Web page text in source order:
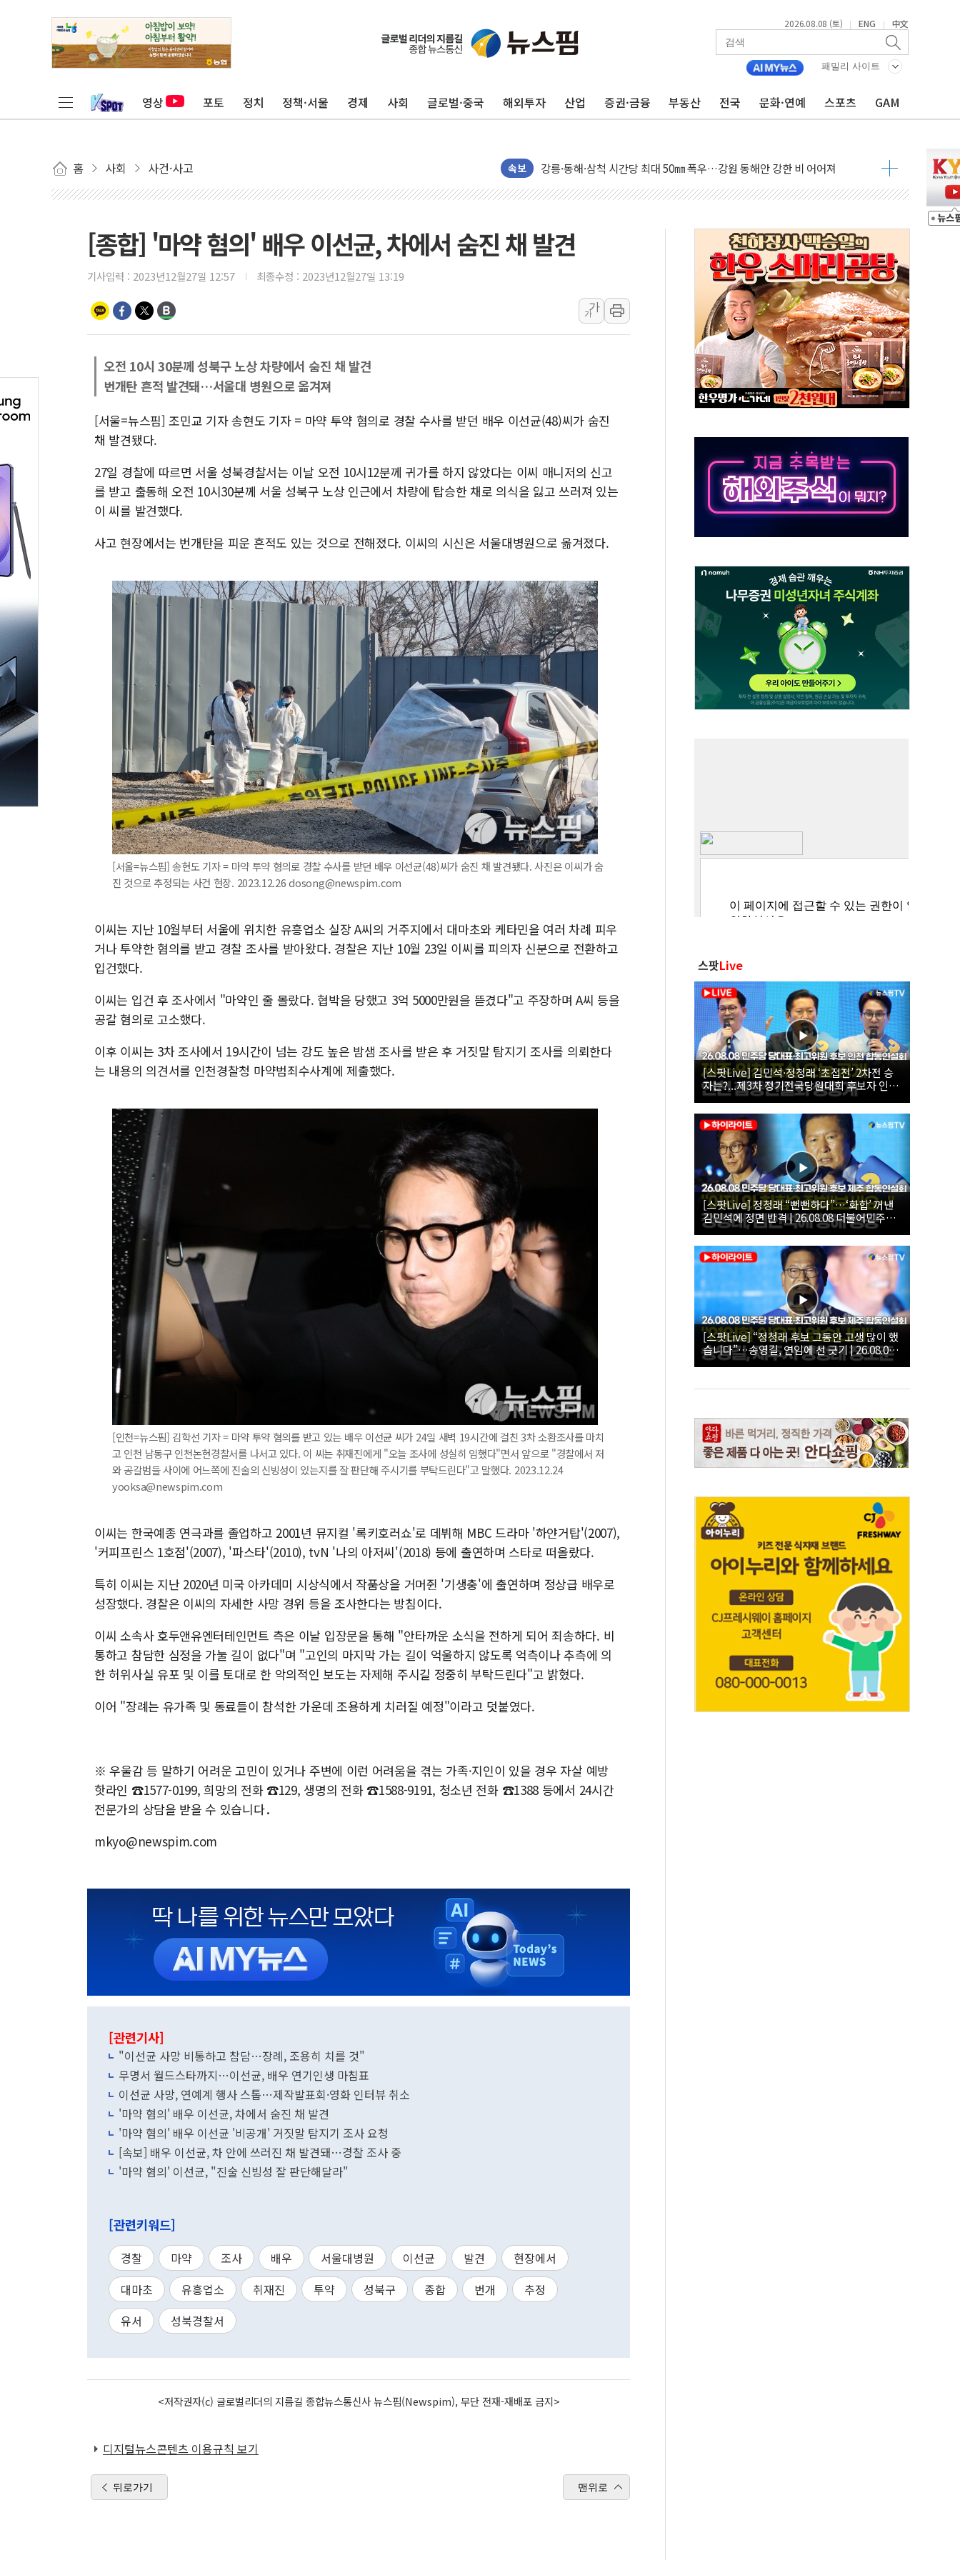
2026.08.08 (토) | ENG | 中文
패밀리 사이트
영상 포토 정치 정책·서울 경제 사회 글로벌·중국 해외투자 산업 증권·금융 부동산 전국 문화·연예 스포츠 GAM
홈 사회 사건·사고 속보
이번주 국내 주요 금융일정(8.10~8.14)
폐기물 수거하다 참변…60대 환경미화원 수거차에 치여 사망
서울 중랑구 주택가서 흉기 난동…60대 남성 2명 숨져
여수 오동도 인근 해상서 모터보트 전복…1명 사망·1명 실종
추미애, '위안부' 피해자 기림의 날 참석..."국제적 시민 연대로 목소리 내야"
인천 선재도 갯벌서 해루질 중 실종 60대 나흘만에 숨진 채 발견
인천서 말다툼 중 어머니 흉기 살해 10대 아들 체포
'화합' 꺼낸 김민석에 '뻔뻔' 받아친 정청래…제주 연설서 신경전 고조
李대통령, ISA 개편 재검토 지시…與 "적극 환영"·野 "졸속 국정"
동해중부 전 해상 풍랑주의보…10일까지 최대 3.5m 높은 물결
연일 폭염에 온열질환 사망 23명…정부, 비상대응기구 가동
中 전방위 아파트 부양, 수도 베이징도 부동산 규제 철폐
인제 용대리 계곡서 수위 상승으로 피서객 7명 고립…전원 구조
동해시, 11~14일 '별똥별 멍' 운영…페르세우스 유성우 관측
강원 중·남부 동해안 시간당 50mm 이상 폭우…호우경보 발효
청양 밭에서 일하던 90대 숨져…온열질환 여부 조사
폭염에 車 운전면허 기능시험 오전 집중 편성…체감온도 38도 넘으면 중단
[종합] '마약 혐의' 배우 이선균, 차에서 숨진 채 발견
기사입력 : 2023년12월27일 12:57 최종수정 : 2023년12월27일 13:19
가
가
오전 10시 30분께 성북구 노상 차량에서 숨진 채 발견
번개탄 흔적 발견돼…서울대 병원으로 옮겨져
[서울=뉴스핌] 조민교 기자 송현도 기자 = 마약 투약 혐의로 경찰 수사를 받던 배우 이선균(48)씨가 숨진
채 발견됐다.
27일 경찰에 따르면 서울 성북경찰서는 이날 오전 10시12분께 귀가를 하지 않았다는 이씨 매니저의 신고
를 받고 출동해 오전 10시30분께 서울 성북구 노상 인근에서 차량에 탑승한 채로 의식을 잃고 쓰러져 있는
이 씨를 발견했다.
사고 현장에서는 번개탄을 피운 흔적도 있는 것으로 전해졌다. 이씨의 시신은 서울대병원으로 옮겨졌다.
[서울=뉴스핌] 송현도 기자 = 마약 투약 혐의로 경찰 수사를 받던 배우 이선균(48)씨가 숨진 채 발견됐다. 사진은 이씨가 숨
진 것으로 추정되는 사건 현장. 2023.12.26 dosong@newspim.com
이씨는 지난 10월부터 서울에 위치한 유흥업소 실장 A씨의 거주지에서 대마초와 케타민을 여러 차례 피우
거나 투약한 혐의를 받고 경찰 조사를 받아왔다. 경찰은 지난 10월 23일 이씨를 피의자 신분으로 전환하고
입건했다.
이씨는 입건 후 조사에서 "마약인 줄 몰랐다. 협박을 당했고 3억 5000만원을 뜯겼다"고 주장하며 A씨 등을
공갈 혐의로 고소했다.
이후 이씨는 3차 조사에서 19시간이 넘는 강도 높은 밤샘 조사를 받은 후 거짓말 탐지기 조사를 의뢰한다
는 내용의 의견서를 인천경찰청 마약범죄수사계에 제출했다.
[인천=뉴스핌] 김학선 기자 = 마약 투약 혐의를 받고 있는 배우 이선균 씨가 24일 새벽 19시간에 걸친 3차 소환조사를 마치
고 인천 남동구 인천논현경찰서를 나서고 있다. 이 씨는 취재진에게 "오늘 조사에 성실히 임했다"면서 앞으로 "경찰에서 저
와 공갈범들 사이에 어느쪽에 진술의 신빙성이 있는지를 잘 판단해 주시기를 부탁드린다"고 말했다. 2023.12.24
yooksa@newspim.com
이씨는 한국예종 연극과를 졸업하고 2001년 뮤지컬 '록키호러쇼'로 데뷔해 MBC 드라마 '하얀거탑'(2007),
'커피프린스 1호점'(2007), '파스타'(2010), tvN '나의 아저씨'(2018) 등에 출연하며 스타로 떠올랐다.
특히 이씨는 지난 2020년 미국 아카데미 시상식에서 작품상을 거머쥔 '기생충'에 출연하며 정상급 배우로
성장했다. 경찰은 이씨의 자세한 사망 경위 등을 조사한다는 방침이다.
이씨 소속사 호두앤유엔터테인먼트 측은 이날 입장문을 통해 "안타까운 소식을 전하게 되어 죄송하다. 비
통하고 참담한 심정을 가눌 길이 없다"며 "고인의 마지막 가는 길이 억울하지 않도록 억측이나 추측에 의
한 허위사실 유포 및 이를 토대로 한 악의적인 보도는 자제해 주시길 정중히 부탁드린다"고 밝혔다.
이어 "장례는 유가족 및 동료들이 참석한 가운데 조용하게 치러질 예정"이라고 덧붙였다.
※ 우울감 등 말하기 어려운 고민이 있거나 주변에 이런 어려움을 겪는 가족·지인이 있을 경우 자살 예방
핫라인 ☎1577-0199, 희망의 전화 ☎129, 생명의 전화 ☎1588-9191, 청소년 전화 ☎1388 등에서 24시간
전문가의 상담을 받을 수 있습니다．
mkyo@newspim.com
[관련기사]
"이선균 사망 비통하고 참담…장례, 조용히 치를 것"
무명서 월드스타까지…이선균, 배우 연기인생 마침표
이선균 사망, 연예계 행사 스톱…제작발표회·영화 인터뷰 취소
'마약 혐의' 배우 이선균, 차에서 숨진 채 발견
'마약 혐의' 배우 이선균 '비공개' 거짓말 탐지기 조사 요청
[속보] 배우 이선균, 차 안에 쓰러진 채 발견돼…경찰 조사 중
'마약 혐의' 이선균, "진술 신빙성 잘 판단해달라"
[관련키워드]
경찰 마약 조사 배우 서울대병원 이선균 발견
현장에서
대마초
유흥업소 취재진 투약 성북구 종합 번개
추정
유서
성북경찰서
<저작권자(c) 글로벌리더의 지름길 종합뉴스통신사 뉴스핌(Newspim), 무단 전재-재배포 금지>
디지털뉴스콘텐츠 이용규칙 보기
뒤로가기 맨위로
스팟Live
[스팟Live] 김민석·정청래 ‘초접전’ 2차전 승
자는?...제3차 정기전국당원대회 후보자 인천
합동연설회 생중계 | 26.08.08
[스팟Live] 정청래 “뻔뻔하다”…‘화합’ 꺼낸
김민석에 정면 반격 | 26.08.08 더불어민주당
당대표·최고위원 후보 제주 합동연설회
[스팟Live] “정청래 후보 그동안 고생 많이 했
습니다”…송영길, 연임에 선 긋기 | 26.08.08
더불어민주당 당대표·최고위원 후보 제주 합